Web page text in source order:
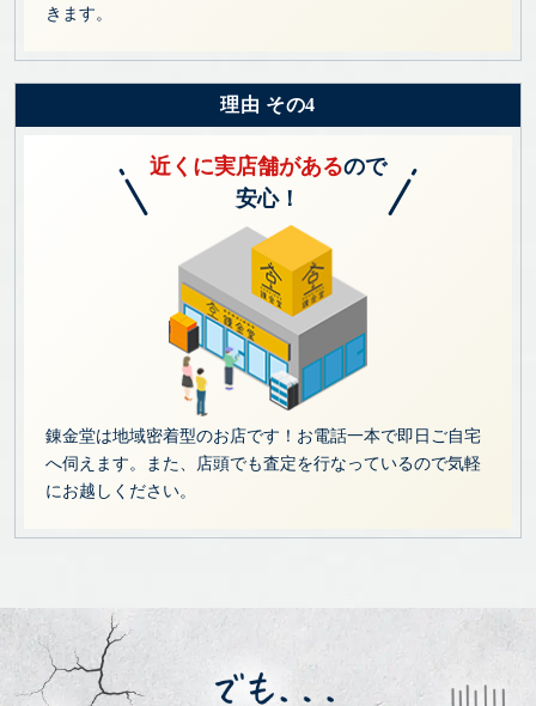
きます。
理由 その4
近くに実店舗があるので
安心！
錬金堂は地域密着型のお店です！お電話一本で即日ご自宅
へ伺えます。また、店頭でも査定を行なっているので気軽
にお越しください。